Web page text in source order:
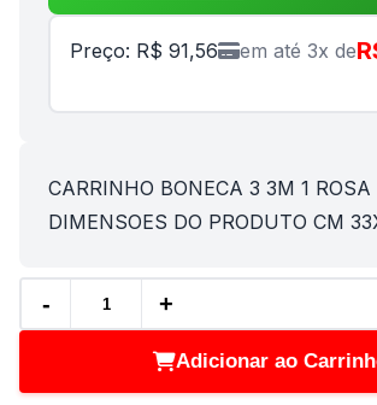
Preço: R$ 91,56 em até 3x de
CARRINHO BONECA 3 3M 1 ROSA
DIMENSOES DO PRODUTO CM
- +
Adicionar ao